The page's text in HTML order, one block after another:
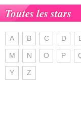
Toutes les stars
A B C D
M N O P
Y Z